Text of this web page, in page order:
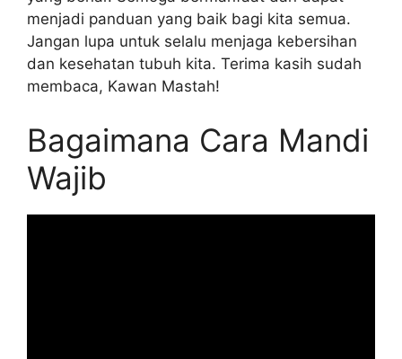
menjadi panduan yang baik bagi kita semua.
Jangan lupa untuk selalu menjaga kebersihan
dan kesehatan tubuh kita. Terima kasih sudah
membaca, Kawan Mastah!
Bagaimana Cara Mandi
Wajib